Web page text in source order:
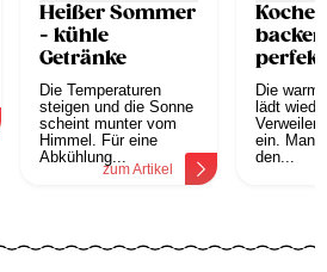
Heißer Sommer
- kühle
Getränke
Die Temperaturen
steigen und die Sonne
scheint munter vom
Himmel. Für eine
Abkühlung...
zum Artikel
Die
lädt
Verweilen
ein. Man
den...